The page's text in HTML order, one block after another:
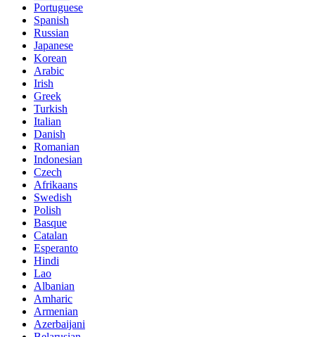
Portuguese
Spanish
Russian
Japanese
Korean
Arabic
Irish
Greek
Turkish
Italian
Danish
Romanian
Indonesian
Czech
Afrikaans
Swedish
Polish
Basque
Catalan
Esperanto
Hindi
Lao
Albanian
Amharic
Armenian
Azerbaijani